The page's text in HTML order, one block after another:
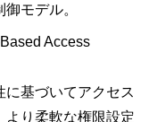
モデル。
Access
基づいてアクセス
より柔軟な権限設定